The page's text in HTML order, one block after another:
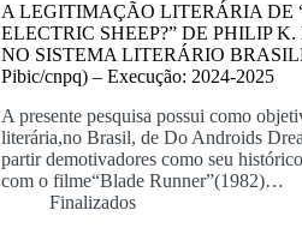
A LEGITIMAÇÃO LITERÁRIA DE
ELECTRIC SHEEP?” DE PHILIP
NO SISTEMA LITERÁRIO
Pibic/cnpq) – Execução: 2024-2025
A presente pesquisa possui como
literária,no Brasil, de Do Androids
partir demotivadores como seu
com o filme“Blade Runner”(1982)…
Finalizados